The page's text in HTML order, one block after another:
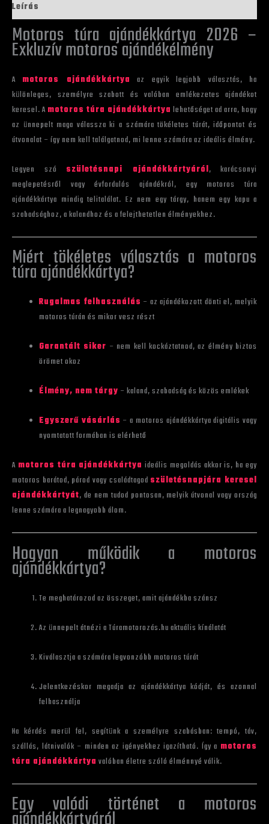
Leírás
Motoros túra ajándékkártya 2026 –
Exkluzív motoros ajándékélmény
A motoros ajándékkártya az egyik legjobb választás, ha
különleges, személyre szabott és valóban emlékezetes ajándékot
keresel. A motoros túra ajándékkártya lehetőséget ad arra, hogy
az ünnepelt maga válassza ki a számára tökéletes túrát, időpontot és
útvonalat – így nem kell találgatnod, mi lenne számára az ideális élmény.
Legyen szó születésnapi ajándékkártyáról, karácsonyi
meglepetésről vagy évfordulós ajándékról, egy motoros túra
ajándékkártya mindig telitalálat. Ez nem egy tárgy, hanem egy kapu a
szabadsághoz, a kalandhoz és a felejthetetlen élményekhez.
Miért tökéletes választás a motoros
túra ajándékkártya?
Rugalmas felhasználás – az ajándékozott dönti el, melyik
motoros túrán és mikor vesz részt
Garantált siker – nem kell kockáztatnod, az élmény biztos
örömet okoz
Élmény, nem tárgy – kaland, szabadság és közös emlékek
Egyszerű vásárlás – a motoros ajándékkártya digitális vagy
nyomtatott formában is elérhető
A motoros túra ajándékkártya ideális megoldás akkor is, ha egy
motoros barátod, párod vagy családtagod születésnapjára keresel
ajándékkártyát, de nem tudod pontosan, melyik útvonal vagy ország
lenne számára a legnagyobb álom.
Hogyan működik a motoros
ajándékkártya?
Te meghatározod az összeget, amit ajándékba szánsz
Az ünnepelt átnézi a Túramotorozás.hu aktuális kínálatát
Kiválasztja a számára legvonzóbb motoros túrát
Jelentkezéskor megadja az ajándékkártya kódját, és azonnal
felhasználja
Ha kérdés merül fel, segítünk a személyre szabásban: tempó, táv,
szállás, látnivalók – minden az igényekhez igazítható. Így a motoros
túra ajándékkártya valóban életre szóló élménnyé válik.
Egy valódi történet a motoros